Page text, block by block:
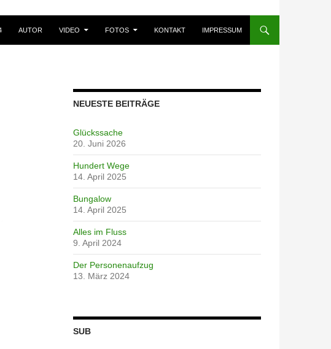
AUTOR VIDEO FOTOS KONTAKT IMPRESSUM
NEUESTE BEITRÄGE
Glückssache
20. Juni 2026
Hundert Wege
14. April 2025
Bungalow
14. April 2025
Alles im Fluss
9. April 2024
Der Personenaufzug
13. März 2024
SUB